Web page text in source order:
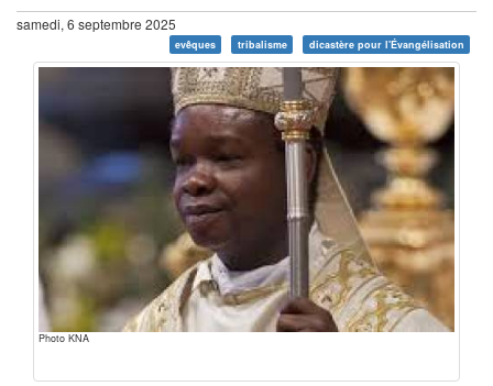
samedi, 6 septembre 2025
evêques tribalisme dicastère pour l'Évangélisation
Photo KNA